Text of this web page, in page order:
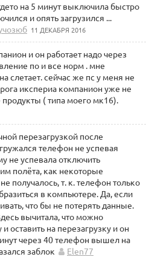
на 5 минут выключила быстро
и опять загрузился ...
11 ДЕКАБРЯ 2016
и он работает надо через
по и все норм . мне
слетает. сейчас же пс у меня не
икспериа компанион уже не
( типа моего мк16).
перезагрузкой после
телефон не успевая
не успевала отключить
полёта, как некоторые
получалось, т. к. телефон только
в компьютере. Да, если
что бы не потерять данные.
вычитала, что можно
оставить на перезагрузку и он
через 40 телефон вышел на
заблок
Elen77